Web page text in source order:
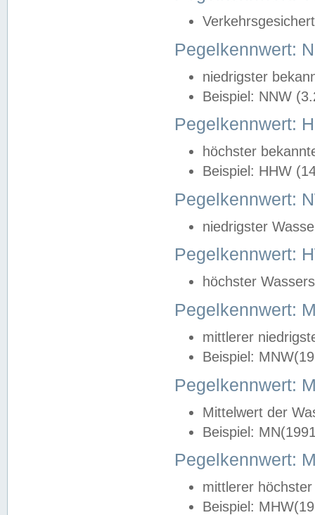
Pegelkennwert:
niedrigster
Beispiel: NNW
Pegelkennwert:
höchster
Beispiel: HHW
Pegelkennwert:
niedrigster
Pegelkennwert:
höchster
Pegelkennwert:
mittlerer
Beispiel:
Pegelkennwert:
Mittelwert der
Beispiel:
Pegelkennwert:
mittlerer
Beispiel: